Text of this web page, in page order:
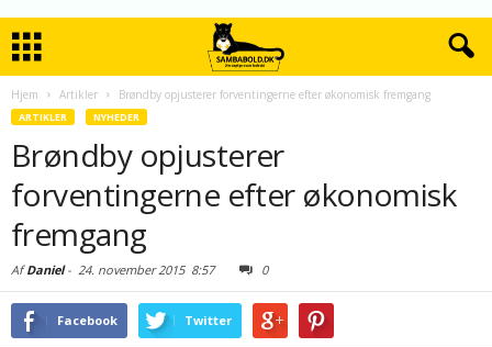
Hjem Artikler Brøndby opjusterer forventingerne efter økonomisk fremgang
ARTIKLER NYHEDER
Brøndby opjusterer
forventingerne efter økonomisk
fremgang
AfDaniel- 24. november 20158:57 0
Facebook Twitter